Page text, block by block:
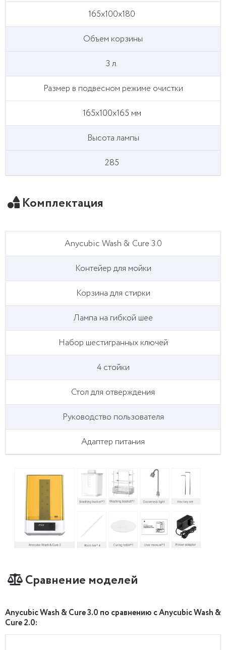
165х100х180
Объем корзины
3 л.
Размер в подвесном режиме очистки
165х100х165 мм
Высота лампы
285
Комплектация
Anycubic Wash & Cure 3.0
Контейер для мойки
Корзина для стирки
Лампа на гибкой шее
Набор шестигранных ключей
4 стойки
Стол для отверждения
Руководство пользователя
Адаптер питания
Сравнение моделей
Anycubic Wash & Cure 3.0 по сравнению с Anycubic Wash &
Cure 2.0: